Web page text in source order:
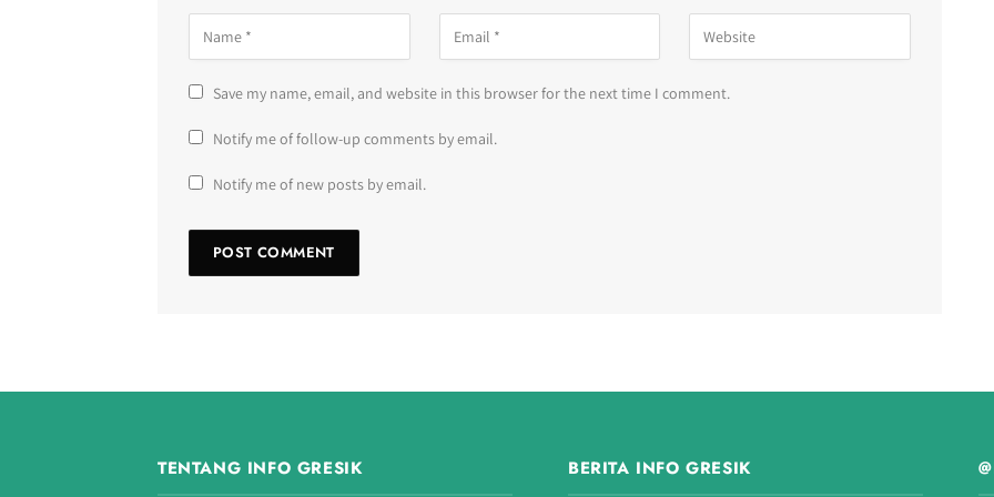
Save my name, email, and website in this browser for the next time I comment.
Notify me of follow-up comments by email.
Notify me of new posts by email.
TENTANG INFO GRESIK BERITA INFO GRESIK